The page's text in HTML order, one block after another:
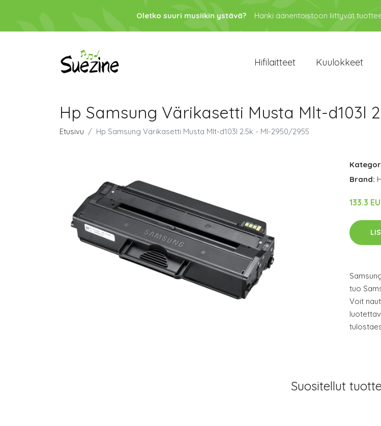
Oletko suuri musiikin ystävä? Hanki äänentoistoon liittyvät
Hifilaitteet Kuulokkeet
Hp Samsung Värikasetti Musta Mlt-d103l
Etusivu Hp Samsung Värikasetti Musta Mlt-d103l 2.5k - Ml-2950/2955
Brand:
133.3
tuo
Voit
Suositellut